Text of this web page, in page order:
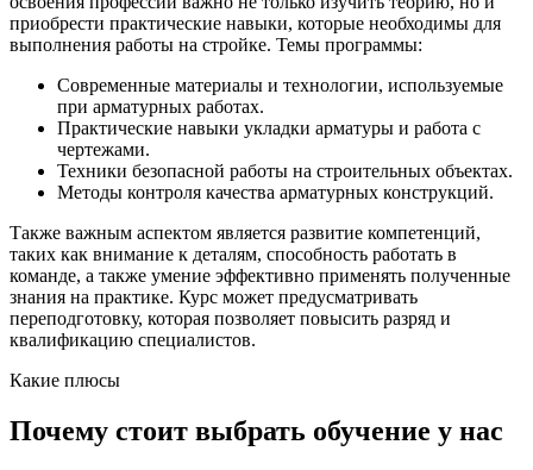
приобрести практические навыки, которые необходимы для
выполнения работы на стройке. Темы программы:
Современные материалы и технологии, используемые
при арматурных работах.
Практические навыки укладки арматуры и работа с
чертежами.
Техники безопасной работы на строительных объектах.
Методы контроля качества арматурных конструкций.
Также важным аспектом является развитие компетенций,
таких как внимание к деталям, способность работать в
команде, а также умение эффективно применять полученные
знания на практике. Курс может предусматривать
переподготовку, которая позволяет повысить разряд и
квалификацию специалистов.
Какие плюсы
Почему стоит выбрать обучение у нас